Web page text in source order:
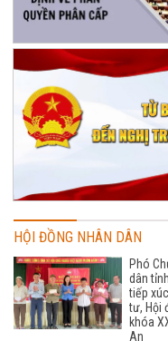
HỘI ĐỒNG NHÂN DÂN
Phó
dân
tiếp
tư, Hội
khóa
An